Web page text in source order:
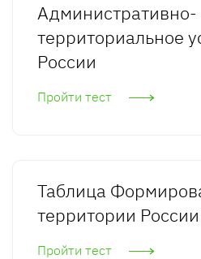
Административно-
территориальное
России
Пройти тест
Таблица
территории России
Пройти тест